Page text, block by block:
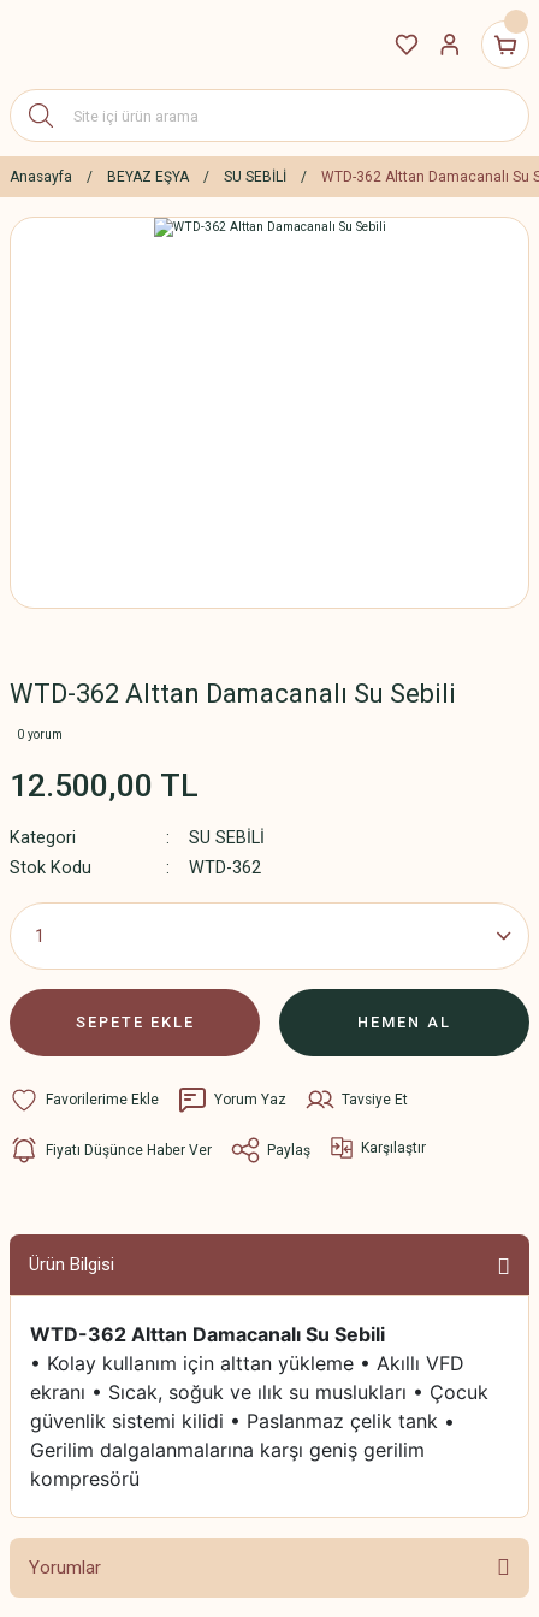
Anasayfa BEYAZ EŞYA SU SEBİLİ WTD-362 Alttan Damacanalı Su
WTD-362 Alttan Damacanalı Su Sebili
0 yorum
12.500,00 TL
Kategori
SU SEBİLİ
Stok Kodu
WTD-362
SEPETE EKLE HEMEN AL
Yorum Yaz Tavsiye Et
Fiyatı Düşünce Haber Ver Paylaş Karşılaştır
Ürün Bilgisi
WTD-362 Alttan Damacanalı Su Sebili
• Kolay kullanım için alttan yükleme • Akıllı VFD
ekranı • Sıcak, soğuk ve ılık su muslukları • Çocuk
güvenlik sistemi kilidi • Paslanmaz çelik tank •
Gerilim dalgalanmalarına karşı geniş gerilim
kompresörü
Yorumlar